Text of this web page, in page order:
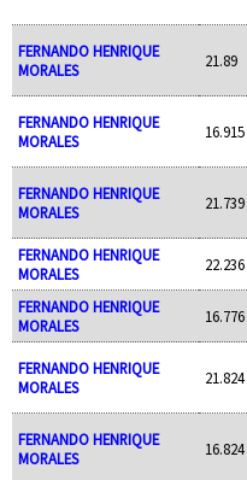
FERNANDO HENRIQUE
MORALES
21.89
FERNANDO HENRIQUE
MORALES
16.915
FERNANDO HENRIQUE
MORALES
21.739
FERNANDO HENRIQUE
MORALES
22.236
FERNANDO HENRIQUE
MORALES
16.776
FERNANDO HENRIQUE
MORALES
21.824
FERNANDO HENRIQUE
MORALES
16.824